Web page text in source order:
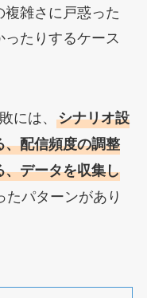
雑さに戸惑った
たりするケース
には、 シナリオ設
配信頻度の調整
データを収集し
たパターンがあり